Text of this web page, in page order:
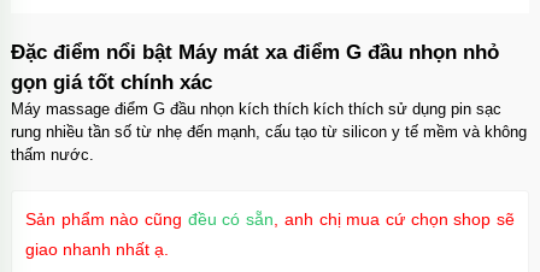
tối giản
MãOP17AIRtrị giá
Ốp lưng iPhone 17 Pro Clear Case Magnetic
trong suốt
Ốp lưng MagSafe iPhone 17 Clear Case trong
Đặc điểm nổi bật Máy mát xa điểm G đầu nhọn nhỏ
gọn giá tốt chính xác
Máy massage điểm G đầu nhọn kích thích kích thích sử dụng pin sạc
rung nhiều tần số từ nhẹ đến mạnh, cấu tạo từ silicon y tế mềm và không
thấm nước.
Sản phẩm nào cũng đều có sẵn , anh chị mua cứ chọn shop sẽ
giao nhanh nhất ạ.